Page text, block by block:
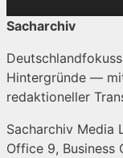
Sacharchiv
Hintergründe —
redaktioneller
Sacharchiv Media
Office 9, Business